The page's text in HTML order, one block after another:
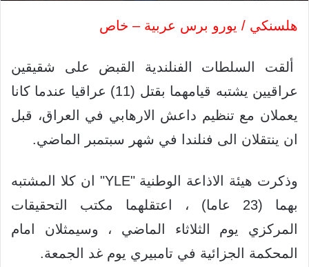
هلسنكي / يورو برس عربية – خاص
ألقت السلطات الفنلندية القبض على شقيقين
عراقيين يشتبه قيامهما بقتل (11) عراقيا عندما كانا
يعملان مع تنظيم داعش الارهابي في العراق، قبل
ان ينتقلان الى فنلندا في شهر سبتمبر الماضي.
وذكرت هيئة الاذاعة الوطنية "YLE" ان كلا المشتبه
بهما (23 عاما) ، اعتقلهما مكتب التحقيقات
المركزي يوم الثلاثاء الماضي ، وسيمثلان امام
المحكمة الجزائية في تامبيري يوم غد الجمعة.